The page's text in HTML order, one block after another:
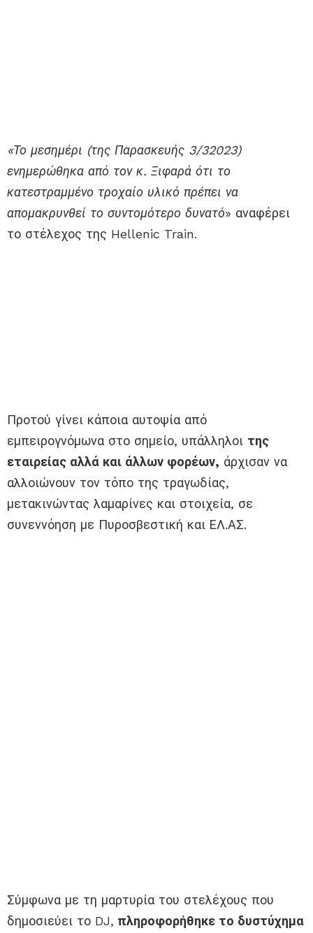
«Το μεσημέρι (της Παρασκευής 3/32023)
ενημερώθηκα από τον κ. Ξιφαρά ότι το
κατεστραμμένο τροχαίο υλικό πρέπει να
απομακρυνθεί το συντομότερο δυνατό» αναφέρει
το στέλεχος της Hellenic Train.
Προτού γίνει κάποια αυτοψία από
εμπειρογνόμωνα στο σημείο, υπάλληλοι της
εταιρείας αλλά και άλλων φορέων, άρχισαν να
αλλοιώνουν τον τόπο της τραγωδίας,
μετακινώντας λαμαρίνες και στοιχεία, σε
συνεννόηση με Πυροσβεστική και ΕΛ.ΑΣ.
Σύμφωνα με τη μαρτυρία του στελέχους που
δημοσιεύει το DJ, πληροφορήθηκε το δυστύχημα